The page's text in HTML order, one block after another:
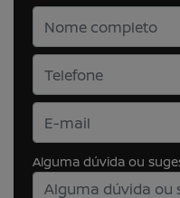
Alguma dúvida ou